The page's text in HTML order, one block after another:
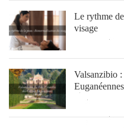
Le rythme
visage
Valsanzibio
Euganéennes